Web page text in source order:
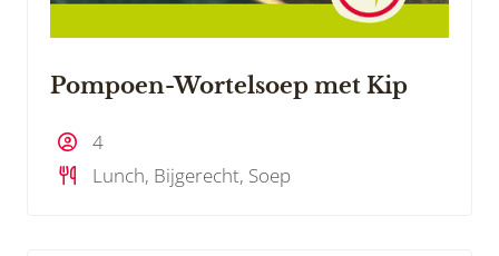
Pompoen-Wortelsoep met Kip
4
Lunch, Bijgerecht, Soep